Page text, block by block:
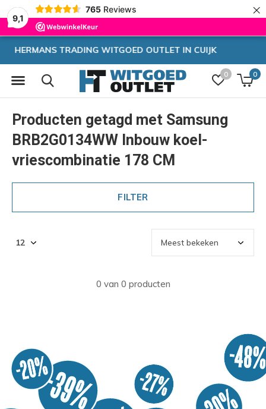
9,1
765 Reviews ×
0 0
Zeer hoge korting
Producten getagd met Samsung
BRB2G0134WW Inbouw koel-
vriescombinatie 178 CM
FILTER
0 van 0 producten